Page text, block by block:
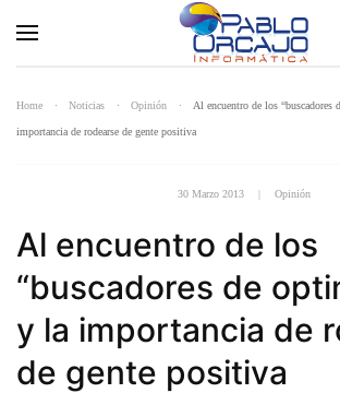
Home Noticias Opinión Al encuentro de los “buscadores
importancia de rodearse de gente positiva
30 Marzo 2013 | Opinión
Al encuentro de los
“buscadores de
y la importancia de
de gente positiva